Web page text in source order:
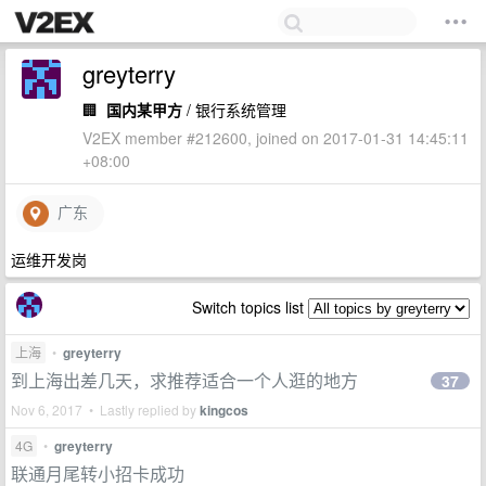
greyterry
🏢 国内某甲方 / 银行系统管理
V2EX member #212600, joined on 2017-01-31 14:45:11
+08:00
广东
运维开发岗
Switch topics list
上海 • greyterry
到上海出差几天，求推荐适合一个人逛的地方
Nov 6, 2017 • Lastly replied bykingcos
37
4G • greyterry
联通月尾转小招卡成功